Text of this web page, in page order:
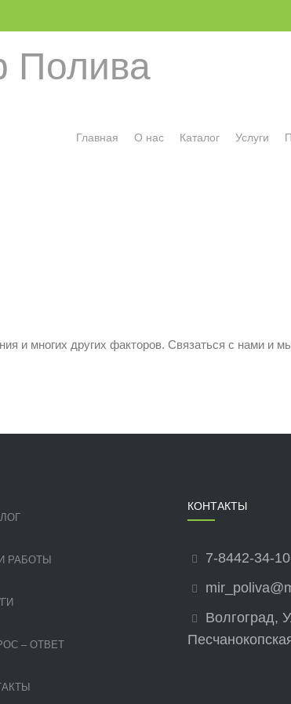
Полива
Главная О нас Каталог Услуги
и многих других факторов. Связаться с нами и
РАБОТЫ
– ОТВЕТ
КОНТАКТЫ
7-8442-34-
Волгоград,